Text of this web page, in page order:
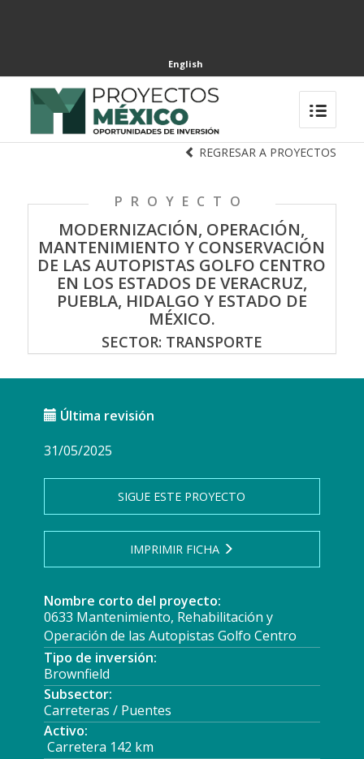
English
REGRESAR A PROYECTOS
PROYECTO
MODERNIZACIÓN, OPERACIÓN,
MANTENIMIENTO Y CONSERVACIÓN
DE LAS AUTOPISTAS GOLFO CENTRO
EN LOS ESTADOS DE VERACRUZ,
PUEBLA, HIDALGO Y ESTADO DE
MÉXICO.
SECTOR: TRANSPORTE
Última revisión
31/05/2025
SIGUE ESTE PROYECTO
IMPRIMIR FICHA
Nombre corto del proyecto:
0633 Mantenimiento, Rehabilitación y
Operación de las Autopistas Golfo Centro
Tipo de inversión:
Brownfield
Subsector:
Carreteras / Puentes
Activo:
Carretera 142 km